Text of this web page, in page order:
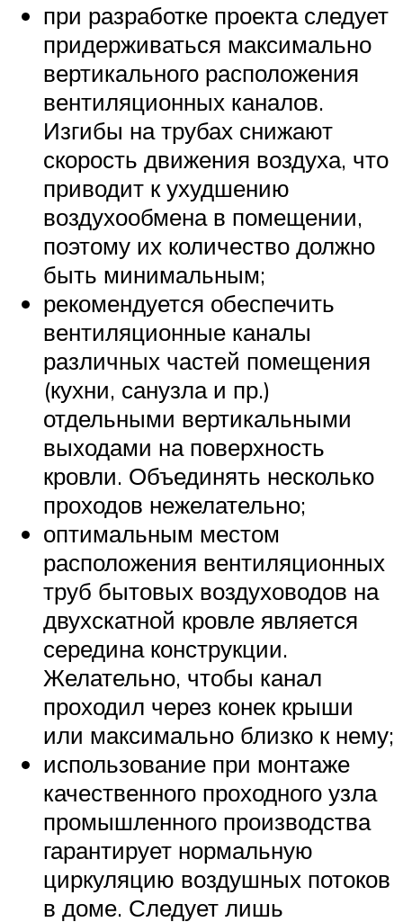
при разработке проекта следует
придерживаться максимально
вертикального расположения
вентиляционных каналов.
Изгибы на трубах снижают
скорость движения воздуха, что
приводит к ухудшению
воздухообмена в помещении,
поэтому их количество должно
быть минимальным;
рекомендуется обеспечить
вентиляционные каналы
различных частей помещения
(кухни, санузла и пр.)
отдельными вертикальными
выходами на поверхность
кровли. Объединять несколько
проходов нежелательно;
оптимальным местом
расположения вентиляционных
труб бытовых воздуховодов на
двухскатной кровле является
середина конструкции.
Желательно, чтобы канал
проходил через конек крыши
или максимально близко к нему;
использование при монтаже
качественного проходного узла
промышленного производства
гарантирует нормальную
циркуляцию воздушных потоков
в доме. Следует лишь